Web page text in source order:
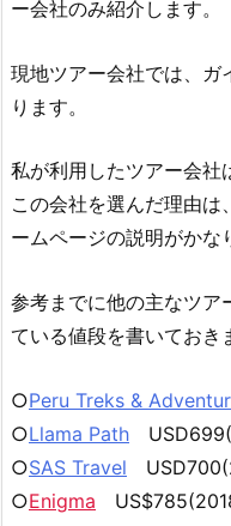
ー会社のみ紹介します。
現地ツアー会社では、ガ
ります。
私が利用したツアー会社
この会社を選んだ理由
ームページの説明がかな
参考までに他の主なツア
ている値段を書いておき
○Peru Treks &
○Llama Path
○SAS Travel
○Enigma